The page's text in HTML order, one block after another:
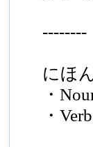
--------
にほ
・
・